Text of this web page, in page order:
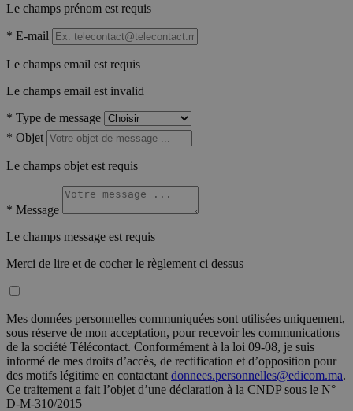
Le champs prénom est requis
* E-mail
Le champs email est requis
Le champs email est invalid
* Type de message
* Objet
Le champs objet est requis
* Message
Le champs message est requis
Merci de lire et de cocher le règlement ci dessus
Mes données personnelles communiquées sont utilisées uniquement,
sous réserve de mon acceptation, pour recevoir les communications
de la société Télécontact. Conformément à la loi 09-08, je suis
informé de mes droits d’accès, de rectification et d’opposition pour
des motifs légitime en contactant donnees.personnelles@edicom.ma.
Ce traitement a fait l’objet d’une déclaration à la CNDP sous le N°
D-M-310/2015